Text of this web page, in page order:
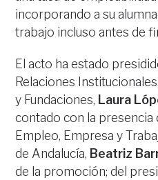
incorporando a su
trabajo incluso antes de
El acto ha estado
Relaciones
y Fundaciones, Laura
contado con la presencia
Empleo, Empresa y
de Andalucía, Beatriz
de la promoción; del